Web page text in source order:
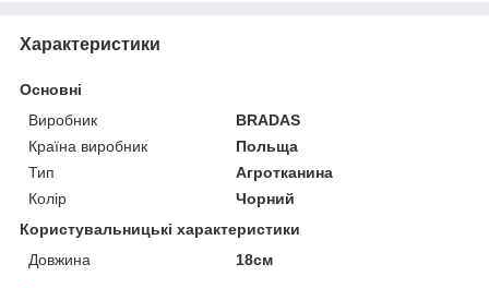
Характеристики
Основні
Виробник
BRADAS
Країна виробник
Польща
Тип
Агротканина
Колір
Чорний
Користувальницькі характеристики
Довжина
18см